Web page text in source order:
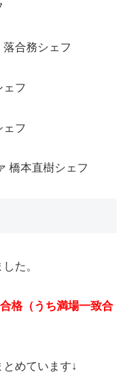
合務シェフ
フ
フ
橋本直樹シェフ
た。
格（うち満場一致合
めています↓